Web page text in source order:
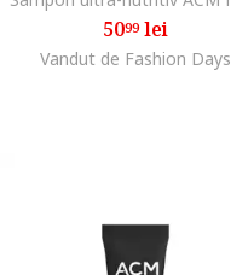
5099lei
Vandut de Fashion Days